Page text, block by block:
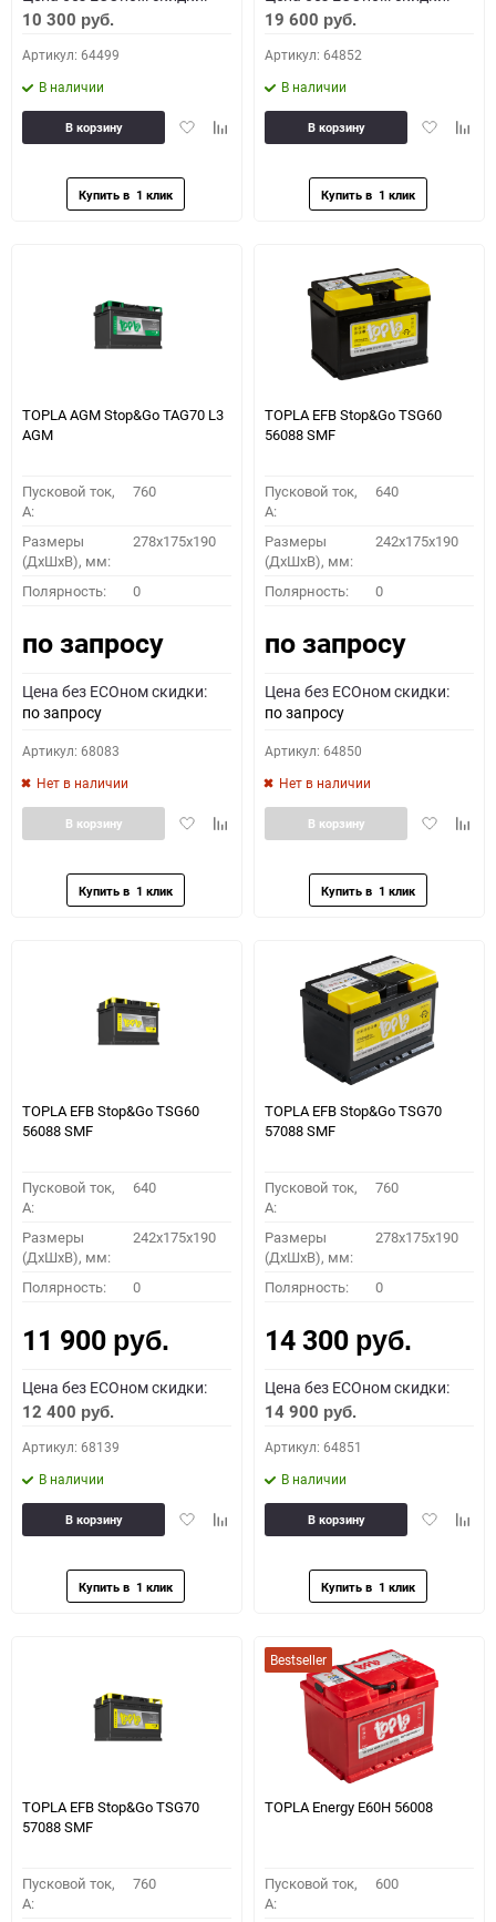
10 300 руб.
Артикул: 64499
В наличии
ДобавитьДобавить
В корзину
19 600 руб.
Артикул: 64852
В наличии
Добавить
В корзину
TOPLA AGM Stop&Go TAG70 L3
AGM
Пусковой ток,
A:
760
Размеры
(ДхШхВ), мм:
278x175x190
Полярность: 0
по запросу
Цена без ECOном скидки:
по запросу
Артикул: 68083
Нет в наличии
ДобавитьДобавить
В корзину
TOPLA EFB Stop&Go TSG60
56088 SMF
Пусковой ток,
A:
640
Размеры
(ДхШхВ), мм:
242x175x190
Полярность: 0
по запросу
Цена без ECOном скидки:
по запросу
Артикул: 64850
Нет в наличии
Добавить
В корзину
TOPLA EFB Stop&Go TSG60
56088 SMF
Пусковой ток,
A:
640
Размеры
(ДхШхВ), мм:
242x175x190
Полярность: 0
11 900 руб.
Цена без ECOном скидки:
12 400 руб.
Артикул: 68139
В наличии
ДобавитьДобавить
В корзину
TOPLA EFB Stop&Go TSG70
57088 SMF
Пусковой ток,
A:
760
Размеры
(ДхШхВ), мм:
278x175x190
Полярность: 0
14 300 руб.
Цена без ECOном скидки:
14 900 руб.
Артикул: 64851
В наличии
Добавить
В корзину
TOPLA EFB Stop&Go TSG70
57088 SMF
Пусковой ток,
A:
760
Bestseller
TOPLA Energy E60H 56008
Пусковой ток,
A:
600